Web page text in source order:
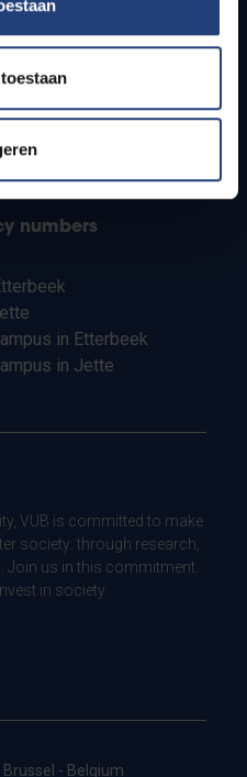
schools
numbers
in Etterbeek
in Jette
VUB is committed to make
society: through research,
us in this commitment.
in society.
- Belgium